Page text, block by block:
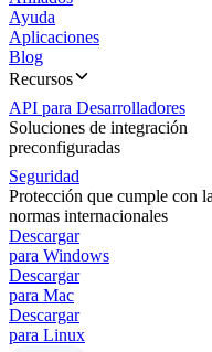
Ayuda
Aplicaciones
Blog
Recursos
API para Desarrolladores
Soluciones de integración
preconfiguradas
Seguridad
Protección que cumple con
normas internacionales
Descargar
para Windows
Descargar
para Mac
Descargar
para Linux